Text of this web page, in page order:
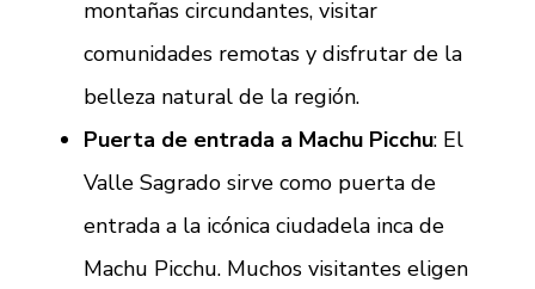
montañas circundantes, visitar
comunidades remotas y disfrutar de la
belleza natural de la región.
Puerta de entrada a Machu Picchu: El
Valle Sagrado sirve como puerta de
entrada a la icónica ciudadela inca de
Machu Picchu. Muchos visitantes eligen